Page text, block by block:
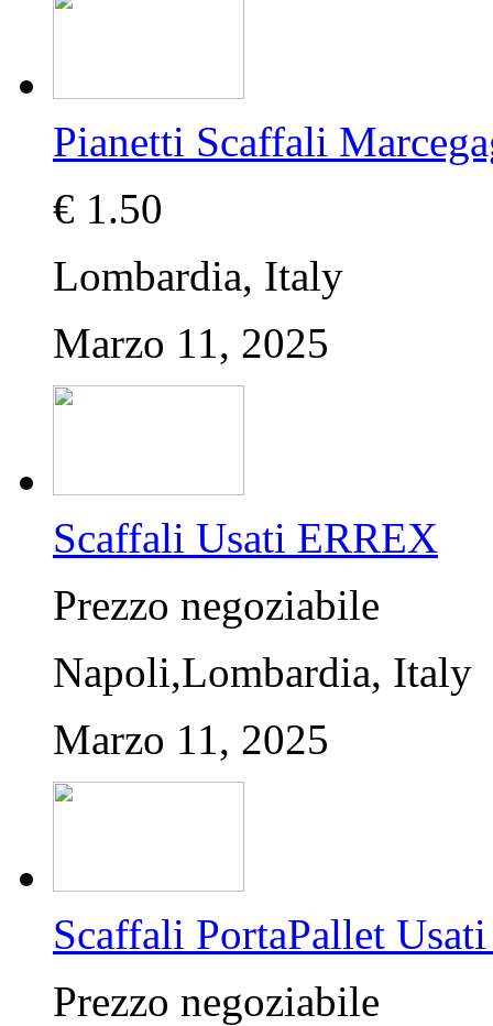
Pianetti Scaffali
€ 1.50
Lombardia, Italy
Marzo 11, 2025
Scaffali Usati ERREX
Prezzo negoziabile
Napoli,Lombardia, Italy
Marzo 11, 2025
Scaffali PortaPallet
Prezzo negoziabile